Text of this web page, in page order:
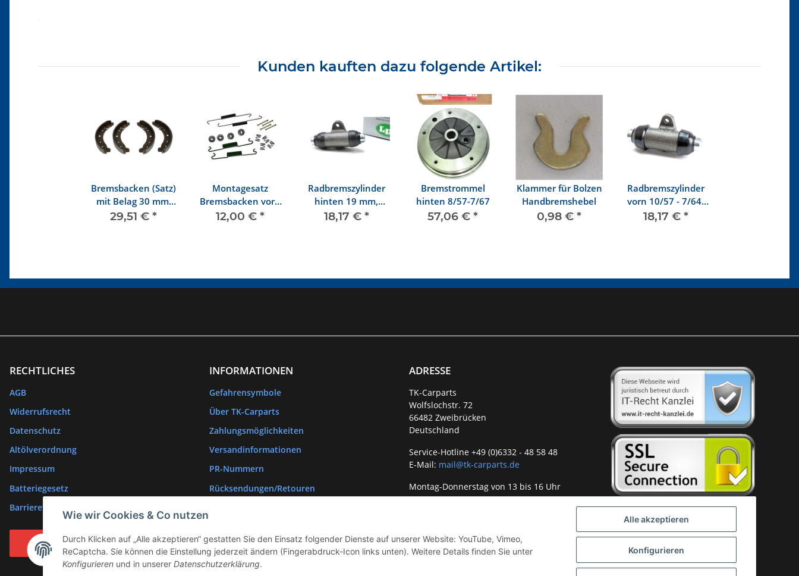
Alle akzeptieren
Konfigurieren
Wie wir Cookies & Co nutzen
Durch Klicken auf „Alle akzeptieren“ gestatten Sie den Einsatz folgender Dienste auf unserer Website: YouTube, Vimeo,
ReCaptcha. Sie können die Einstellung jederzeit ändern (Fingerabdruck-Icon links unten). Weitere Details finden Sie unter
Konfigurieren und in unserer Datenschutzerklärung.
Kunden kauften dazu folgende Artikel:
Bremsbacken (Satz)
mit Belag 30 mm,
hinten 8/57-7/67
29,51 € *
Montagesatz
Bremsbacken vorn
1200-1500 ab 8/57
12,00 € *
Radbremszylinder
hinten 19 mm,
10/57-7/64
18,17 € *
Bremstrommel
hinten 8/57-7/67
57,06 € *
Klammer für Bolzen
Handbremshebel
0,98 € *
Radbremszylinder
vorn 10/57 - 7/64,
22 mm
18,17 € *
RECHTLICHES
AGB
Widerrufsrecht
Datenschutz
Altölverordnung
Impressum
Batteriegesetz
Barrierefreiheitserklärung
Vertrag widerrufen
INFORMATIONEN
Gefahrensymbole
Über TK-Carparts
Zahlungsmöglichkeiten
Versandinformationen
PR-Nummern
Rücksendungen/Retouren
ADRESSE
TK-Carparts
Wolfslochstr. 72
66482 Zweibrücken
Deutschland
Service-Hotline +49 (0)6332 - 48 58 48
E-Mail: mail@tk-carparts.de
Montag-Donnerstag von 13 bis 16 Uhr